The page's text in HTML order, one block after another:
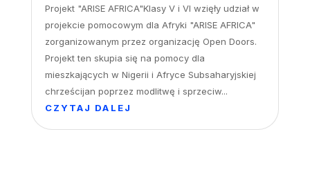
Projekt "ARISE AFRICA"Klasy V i VI wzięły udział w
projekcie pomocowym dla Afryki "ARISE AFRICA"
zorganizowanym przez organizację Open Doors.
Projekt ten skupia się na pomocy dla
mieszkających w Nigerii i Afryce Subsaharyjskiej
chrześcijan poprzez modlitwę i sprzeciw...
CZYTAJ DALEJ